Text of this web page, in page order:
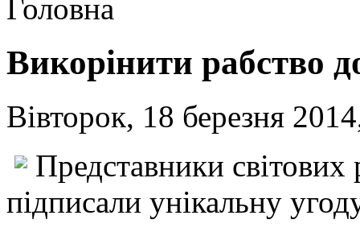
Головна
Викорінити рабство
Вівторок, 18 березня
Представники світових
підписали унікальну